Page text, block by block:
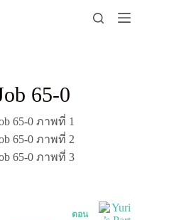
65-0
ตอน